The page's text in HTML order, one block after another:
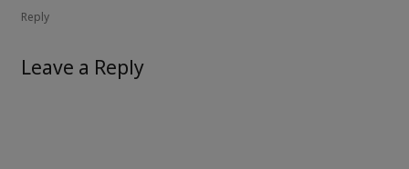
Reply
Leave a Reply